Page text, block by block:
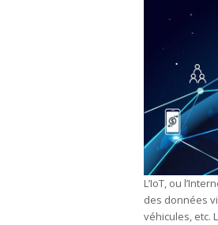
L’IoT, ou
des données
véhicules, etc.